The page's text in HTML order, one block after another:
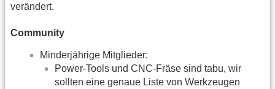
verändert.
Community
Minderjährige Mitglieder:
Power-Tools und CNC-Fräse sind tabu, wir
sollten eine genaue Liste von Werkzeugen